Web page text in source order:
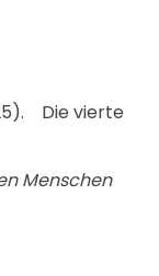
Die vierte
Menschen